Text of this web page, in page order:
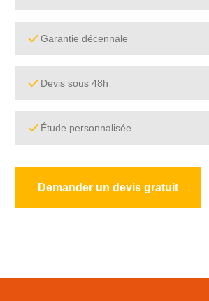
Garantie décennale
Devis sous 48h
Étude personnalisée
Demander un devis gratuit